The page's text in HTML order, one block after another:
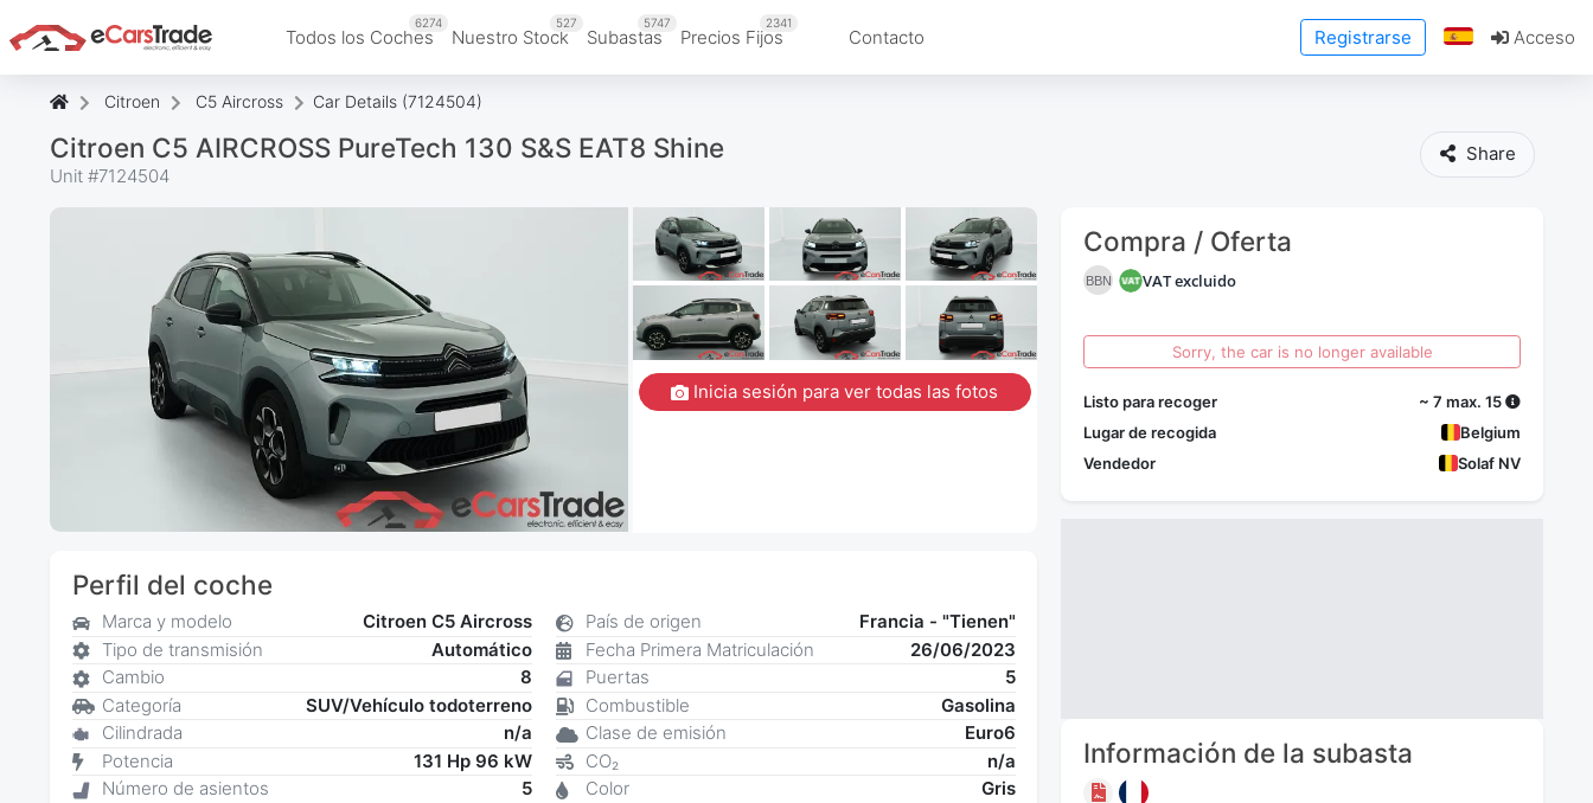
Todos los Coches
6274
Nuestro Stock
527
Subastas
5747
Precios Fijos
2341
Contacto Registrarse Acceso
Citroen C5 Aircross Car Details (7124504)
Citroen C5 AIRCROSS PureTech 130 S&S EAT8 Shine
Unit #7124504
Share
Compra / Oferta
BBN VAT excluido
Sorry, the car is no longer available
Listo para recoger
~ 7 max. 15
Lugar de recogida
Belgium
Vendedor
Solaf NV
Información de la subasta
Inicia sesión para ver todas las fotos
Perfil del coche
Marca y modelo
Citroen C5 Aircross
Tipo de transmisión
Automático
Cambio
8
Categoría
SUV/Vehículo todoterreno
Cilindrada
n/a
Potencia
131 Hp 96 kW
Número de asientos
5
País de origen
Francia - "Tienen"
Fecha Primera Matriculación
26/06/2023
Puertas
5
Combustible
Gasolina
Clase de emisión
Euro6
CO₂
n/a
Color
Gris